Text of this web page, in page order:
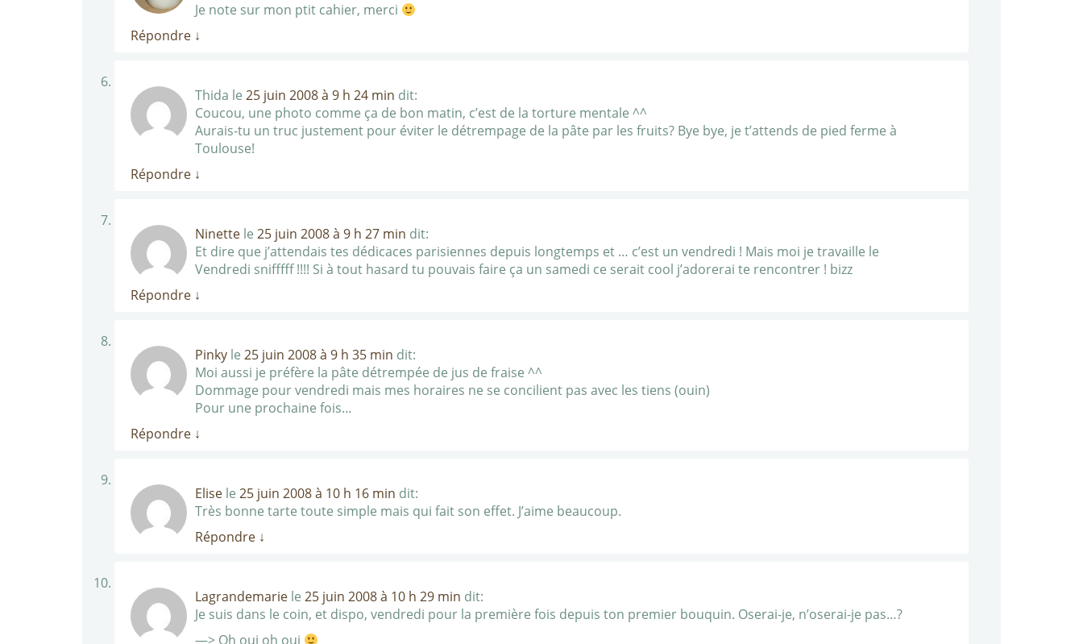
Je note sur mon ptit cahier, merci
Répondre ↓
Thida le 25 juin 2008 à 9 h 24 min dit:
Coucou, une photo comme ça de bon matin, c’est de la torture mentale ^^
Aurais-tu un truc justement pour éviter le détrempage de la pâte par les fruits? Bye bye, je t’attends de pied ferme à
Toulouse!
Répondre ↓
Ninette le 25 juin 2008 à 9 h 27 min dit:
Et dire que j’attendais tes dédicaces parisiennes depuis longtemps et … c’est un vendredi ! Mais moi je travaille le
Vendredi snifffff !!!! Si à tout hasard tu pouvais faire ça un samedi ce serait cool j’adorerai te rencontrer ! bizz
Répondre ↓
Pinky le 25 juin 2008 à 9 h 35 min dit:
Moi aussi je préfère la pâte détrempée de jus de fraise ^^
Dommage pour vendredi mais mes horaires ne se concilient pas avec les tiens (ouin)
Pour une prochaine fois…
Répondre ↓
Elise le 25 juin 2008 à 10 h 16 min dit:
Très bonne tarte toute simple mais qui fait son effet. J’aime beaucoup.
Répondre ↓
Lagrandemarie le 25 juin 2008 à 10 h 29 min dit:
Je suis dans le coin, et dispo, vendredi pour la première fois depuis ton premier bouquin. Oserai-je, n’oserai-je pas…?
—> Oh oui oh oui